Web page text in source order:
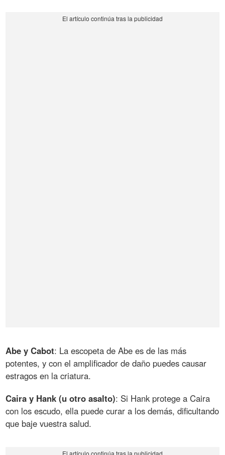
Abe y Cabot: La escopeta de Abe es de las más
potentes, y con el amplificador de daño puedes causar
estragos en la criatura.
Caira y Hank (u otro asalto): Si Hank protege a Caira
con los escudo, ella puede curar a los demás, dificultando
que baje vuestra salud.